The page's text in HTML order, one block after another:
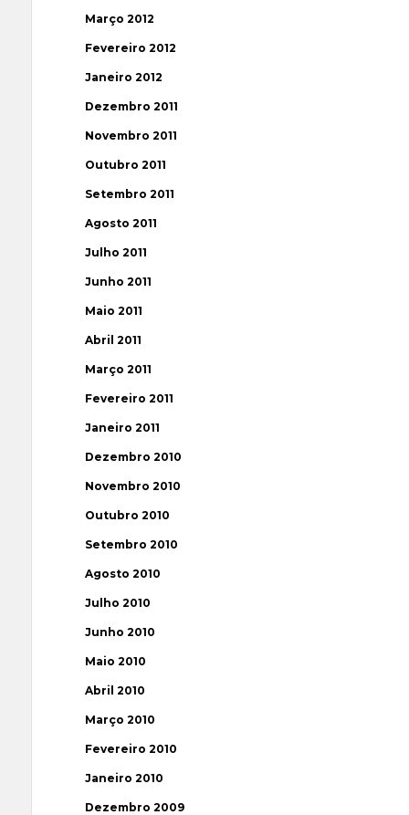
Março 2012
Fevereiro 2012
Janeiro 2012
Dezembro 2011
Novembro 2011
Outubro 2011
Setembro 2011
Agosto 2011
Julho 2011
Junho 2011
Maio 2011
Abril 2011
Março 2011
Fevereiro 2011
Janeiro 2011
Dezembro 2010
Novembro 2010
Outubro 2010
Setembro 2010
Agosto 2010
Julho 2010
Junho 2010
Maio 2010
Abril 2010
Março 2010
Fevereiro 2010
Janeiro 2010
Dezembro 2009